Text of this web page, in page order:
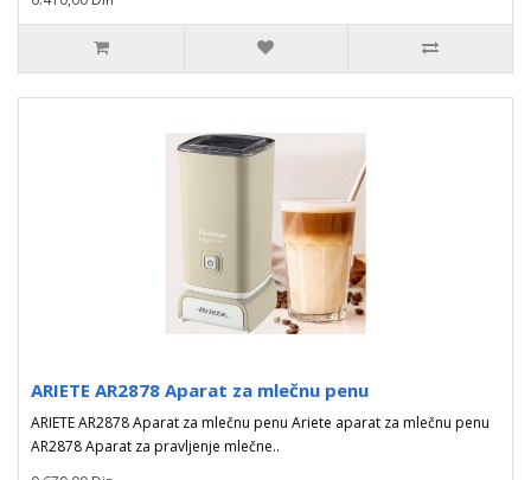
ARIETE AR2878 Aparat za mlečnu penu
ARIETE AR2878 Aparat za mlečnu penu Ariete aparat za mlečnu penu
AR2878 Aparat za pravljenje mlečne..